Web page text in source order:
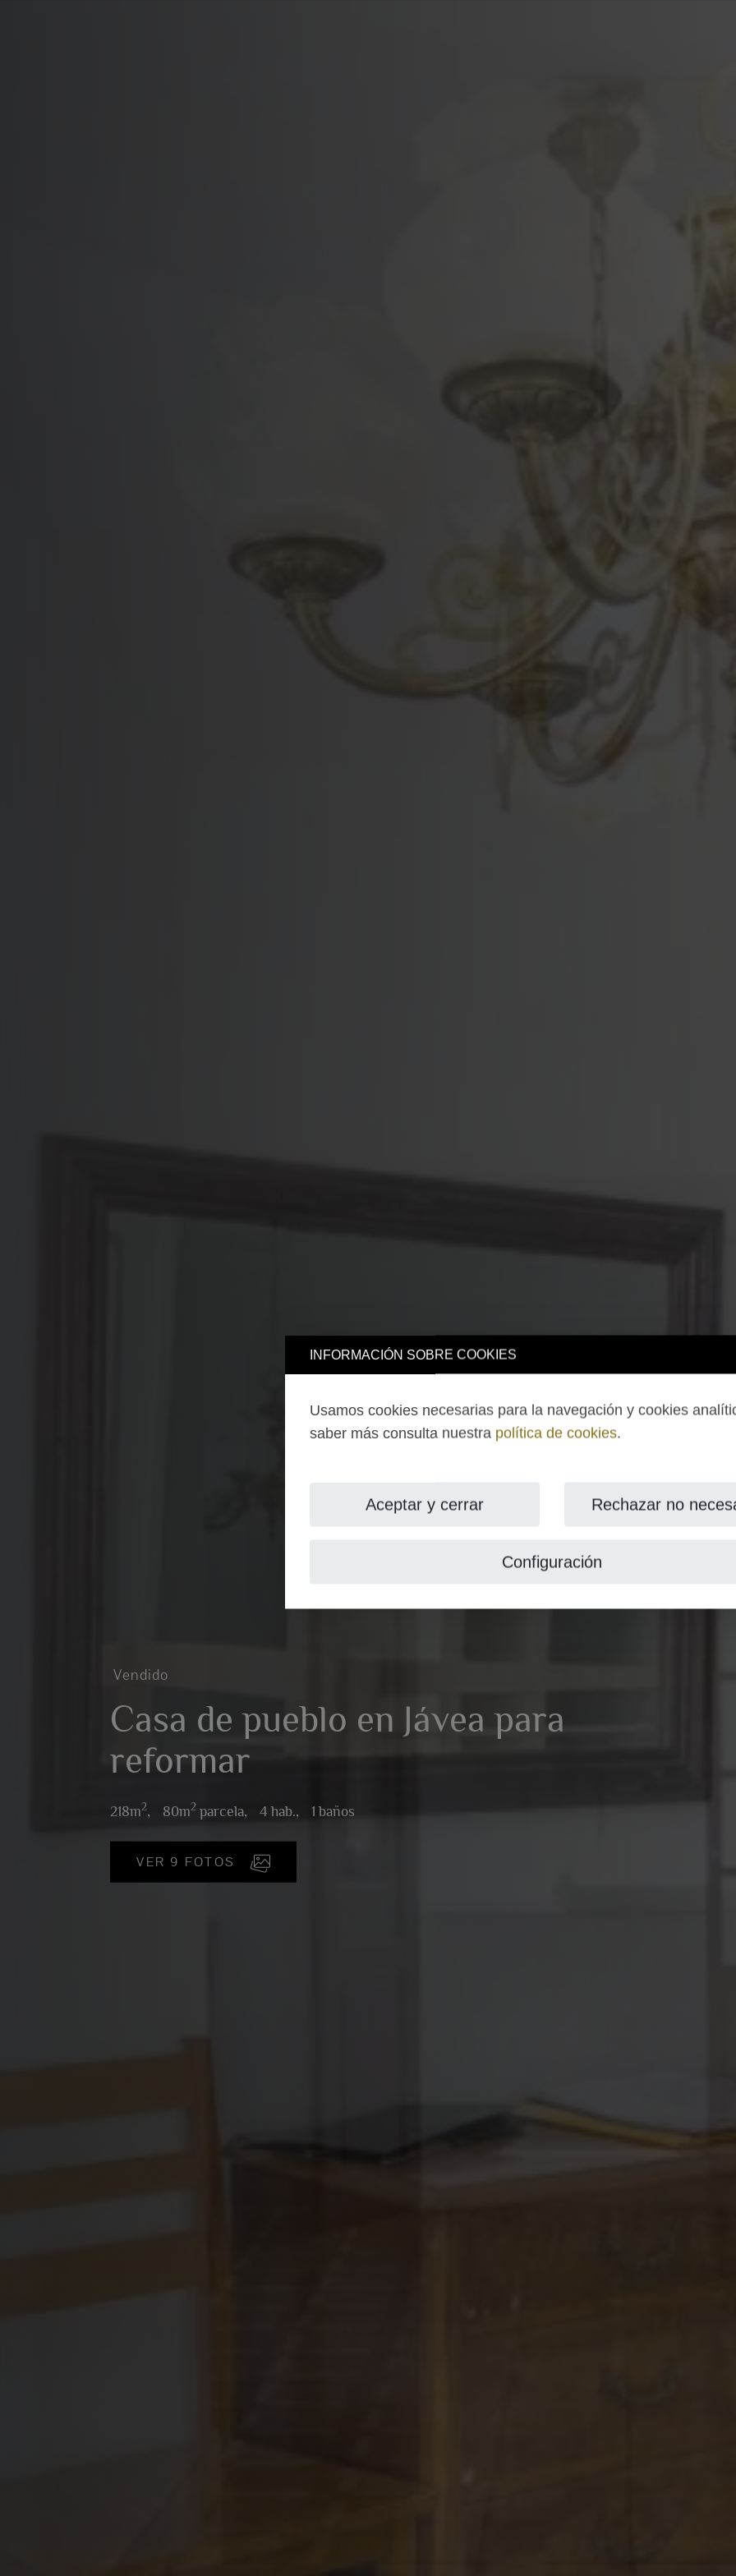
INFORMACIÓN SOBRE COOKIES
Usamos cookies necesarias para la navegación y cookies
saber más consulta nuestra política de cookies.
Aceptar y cerrar Rechazar no
Configuración
Vendido
Casa de pueblo en Jávea para
reformar
218m2, 80m2 parcela, 4 hab., 1 baños
VER 9 FOTOS